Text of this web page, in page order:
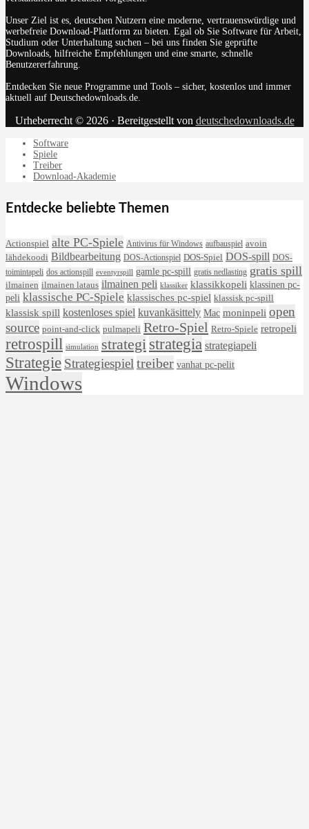
Unser Ziel ist es, deutschen Nutzern eine moderne, vertrauenswürdige und
werbefreie Download-Plattform zu bieten. Egal ob Sie Software für Arbeit,
Studium oder Unterhaltung suchen – bei uns finden Sie geprüfte
Downloads, hilfreiche Empfehlungen und eine smarte, schnelle
Benutzererfahrung.
Entdecken Sie neue Programme und Tools – sicher, kostenlos und immer
aktuell auf Deutschedownloads.de.
Urheberrecht © 2026 · Bereitgestellt von deutschedownloads.de
Software
Spiele
Treiber
Download-Akademie
Entdecke beliebte Themen
Actionspiel alte PC-Spiele Antivirus für Windows aufbauspiel avoin
lähdekoodi Bildbearbeitung DOS-Actionspiel DOS-Spiel DOS-spill DOS-
toimintapeli dos actionspill eventyrspill gamle pc-spill gratis nedlasting gratis spill
ilmainen ilmainen lataus ilmainen peli klassiker klassikkopeli klassinen pc-
peli klassische PC-Spiele klassisches pc-spiel klassisk pc-spill
klassisk spill kostenloses spiel kuvankäsittely Mac moninpeli open
source point-and-click pulmapeli Retro-Spiel Retro-Spiele retropeli
retrospill simulation strategi strategia strategiapeli
Strategie Strategiespiel treiber vanhat pc-pelit
Windows